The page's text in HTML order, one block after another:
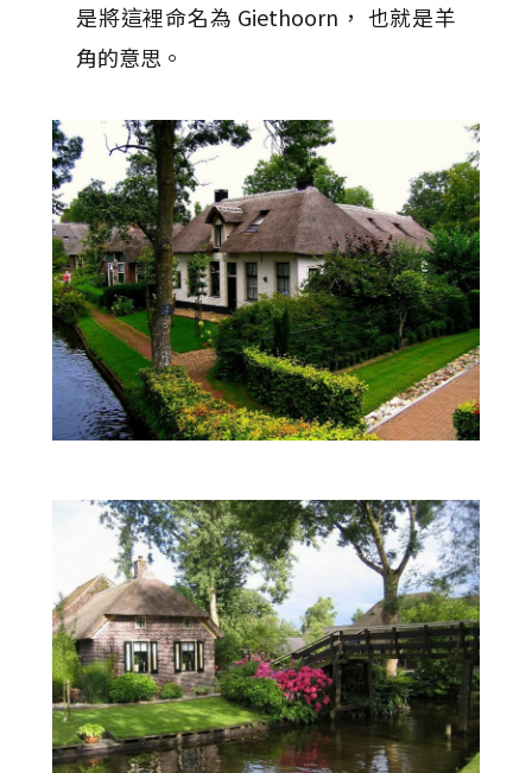
是將這裡命名為 Giethoorn， 也就是羊
角的意思。